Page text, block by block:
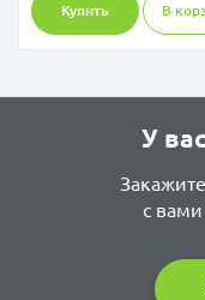
Купить В
У
с